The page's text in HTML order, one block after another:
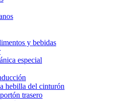
y bebidas
especial
hebilla del cinturón
trasero